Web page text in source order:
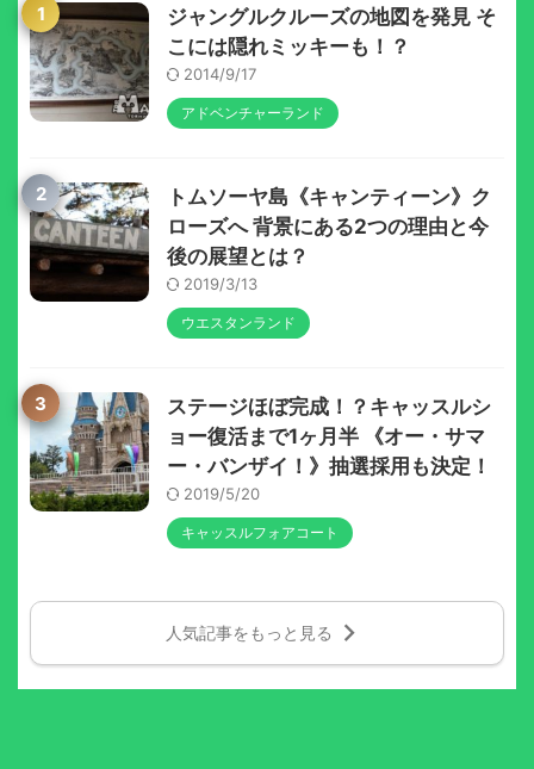
1
ジャングルクルーズの地図を発見 そ
こには隠れミッキーも！？
2014/9/17
アドベンチャーランド
2
トムソーヤ島《キャンティーン》ク
ローズへ 背景にある2つの理由と今
後の展望とは？
2019/3/13
ウエスタンランド
3
ステージほぼ完成！？キャッスルシ
ョー復活まで1ヶ月半 《オー・サマ
ー・バンザイ！》抽選採用も決定！
2019/5/20
キャッスルフォアコート
人気記事をもっと見る